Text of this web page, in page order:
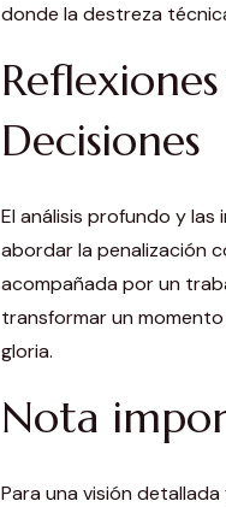
donde la destreza
Decisiones
El análisis profundo y
abordar la penalización
acompañada por un
transformar un
gloria.
Nota
Para una visión